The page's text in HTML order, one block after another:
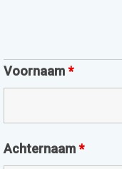
Voornaam*
Achternaam*